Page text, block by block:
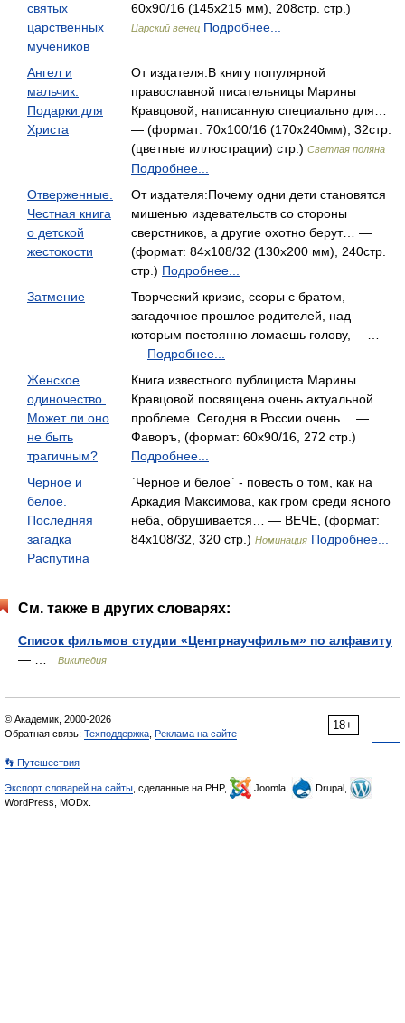
святых
царственных
мучеников
60x90/16 (145х215 мм), 208стр. стр.)
Царский венец Подробнее...
Ангел и
мальчик.
Подарки для
Христа
От издателя:В книгу популярной
православной писательницы Марины
Кравцовой, написанную специально для…
— (формат: 70x100/16 (170x240мм), 32стр.
(цветные иллюстрации) стр.) Светлая поляна
Подробнее...
Отверженные.
Честная книга
о детской
жестокости
От издателя:Почему одни дети становятся
мишенью издевательств со стороны
сверстников, а другие охотно берут… —
(формат: 84x108/32 (130х200 мм), 240стр.
стр.) Подробнее...
Затмение
Творческий кризис, ссоры с братом,
загадочное прошлое родителей, над
которым постоянно ломаешь голову, —…
— Подробнее...
Женское
одиночество.
Может ли оно
не быть
трагичным?
Книга известного публициста Марины
Кравцовой посвящена очень актуальной
проблеме. Сегодня в России очень… —
Фаворъ, (формат: 60x90/16, 272 стр.)
Подробнее...
Черное и
белое.
Последняя
загадка
Распутина
`Черное и белое` - повесть о том, как на
Аркадия Максимова, как гром среди ясного
неба, обрушивается… — ВЕЧЕ, (формат:
84x108/32, 320 стр.) Номинация Подробнее...
См. также в других словарях:
Список фильмов студии «Центрнаучфильм» по алфавиту
— …
Википедия
18+
© Академик, 2000-2026
Обратная связь: Техподдержка Реклама на сайте
👣 Путешествия
Экспорт словарей на сайты , сделанные на PHP, Joomla,
Drupal,
WordPress, MODx.